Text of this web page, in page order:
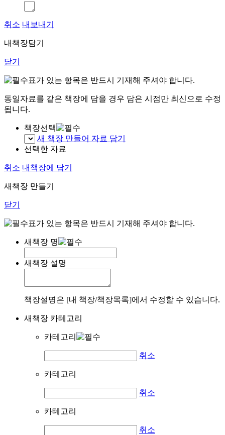
취소 내보내기
내책장담기
닫기
표가 있는 항목은 반드시 기재해 주셔야 합니다.
동일자료를 같은 책장에 담을 경우 담은 시점만 최신으로 수정
됩니다.
책장선택
새 책장 만들어 자료 담기
선택한 자료
취소 내책장에 담기
새책장 만들기
닫기
표가 있는 항목은 반드시 기재해 주셔야 합니다.
새책장 명
새책장 설명
책장설명은 [내 책장/책장목록]에서 수정할 수 있습니다.
새책장 카테고리
카테고리
취소
카테고리
취소
카테고리
취소